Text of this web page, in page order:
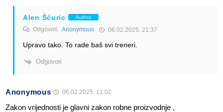
Alen Šćuric Author
Odgovori Anonymous 06.02.2025. 21:37
Upravo tako. To rade baš svi treneri.
Odgovori
Anonymous 06.02.2025. 11:02
Zakon vrijednosti je glavni zakon robne proizvodnje ,